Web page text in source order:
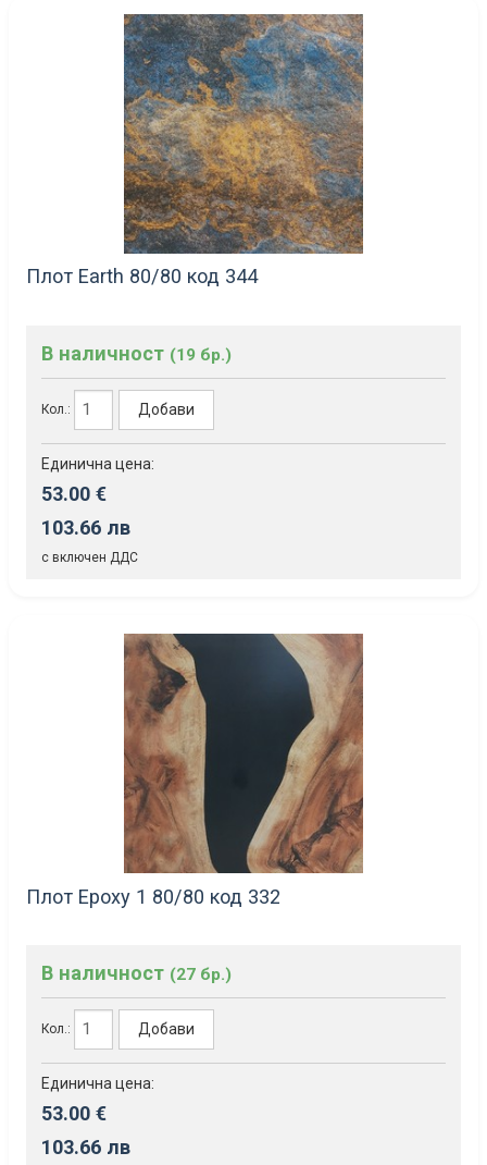
Плот Earth 80/80 код 344
В наличност (19 бр.)
Кол.: Добави
Единична цена:
53.00 €
103.66 лв
с включен ДДС
Плот Epoxy 1 80/80 код 332
В наличност (27 бр.)
Кол.: Добави
Единична цена:
53.00 €
103.66 лв